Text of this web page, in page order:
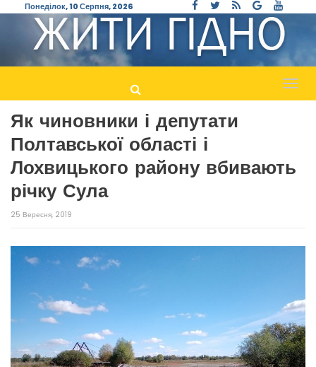
Понеділок, 10 Серпня, 2026
Як чиновники і депутати
Полтавської області і
Лохвицького району вбивають
річку Сула
25 Вересня, 2019